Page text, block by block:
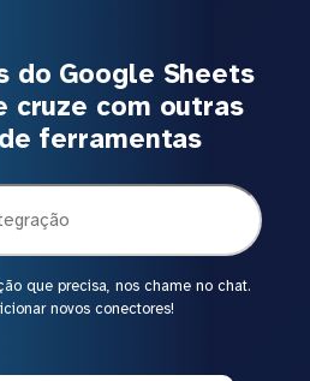
do Google Sheets
cruze com outras
ferramentas
que precisa, nos chame no chat.
novos conectores!